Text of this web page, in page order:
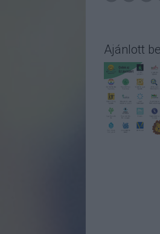
Ajánlott